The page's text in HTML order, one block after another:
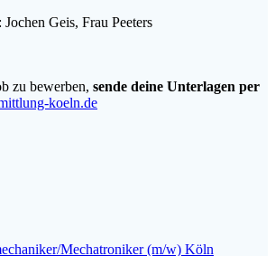
Geis, Frau Peeters
zu bewerben, sende deine Unterlagen per
koeln.de
Mechatroniker (m/w) Köln